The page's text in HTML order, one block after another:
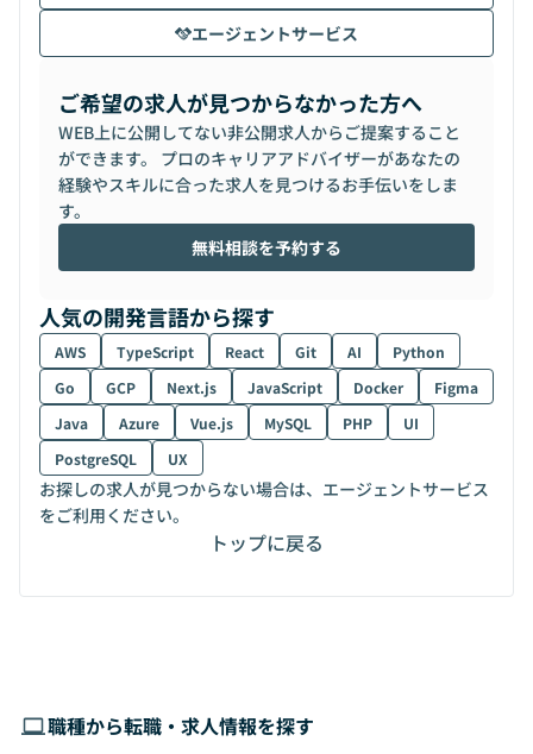
エージェントサービス
ご希望の求人が見つからなかった方へ
WEB上に公開してない非公開求人からご提案すること
ができます。 プロのキャリアアドバイザーがあなたの
経験やスキルに合った求人を見つけるお手伝いをしま
す。
無料相談を予約する
人気の開発言語から探す
AWS TypeScript React Git AI
Python
Go
GCP Next.js JavaScript Docker
Figma
Java
Azure Vue.js MySQL PHP
UI
PostgreSQL
UX
お探しの求人が見つからない場合は、エージェントサービス
をご利用ください。
トップに戻る
職種から転職・求人情報を探す